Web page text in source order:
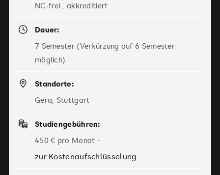
NC-frei , akkreditiert
Dauer:
7 Semester (Verkürzung auf 6 Semester
möglich)
Standorte:
Gera, Stuttgart
Studiengebühren:
450 € pro Monat -
zur Kostenaufschlüsselung